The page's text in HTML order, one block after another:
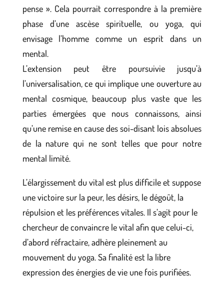
pense ». Cela pourrait correspondre à la première
phase d’une ascèse spirituelle, ou yoga, qui
envisage l’homme comme un esprit dans un
mental.
L’extension peut être poursuivie jusqu’à
l’universalisation, ce qui implique une ouverture au
mental cosmique, beaucoup plus vaste que les
parties émergées que nous connaissons, ainsi
qu’une remise en cause des soi-disant lois absolues
de la nature qui ne sont telles que pour notre
mental limité.
L’élargissement du vital est plus difficile et suppose
une victoire sur la peur, les désirs, le dégoût, la
répulsion et les préférences vitales. Il s’agit pour le
chercheur de convaincre le vital afin que celui-ci,
d’abord réfractaire, adhère pleinement au
mouvement du yoga. Sa finalité est la libre
expression des énergies de vie une fois purifiées.